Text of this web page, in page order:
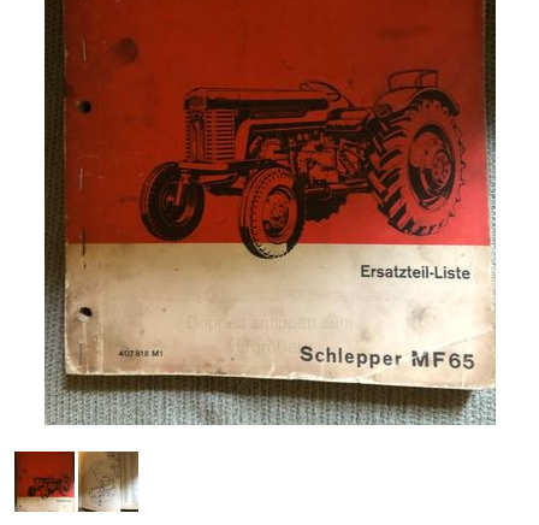
Doppelt antippen zum
vergrößern